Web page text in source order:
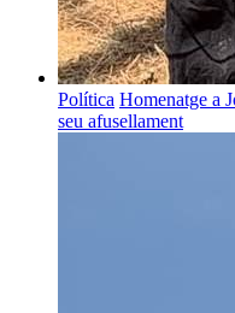
Política Homenatge a
seu afusellament